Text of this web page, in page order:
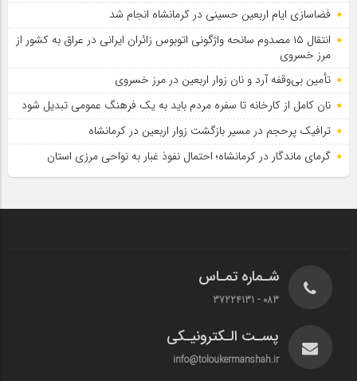
فضاسازی ایام اربعین حسینی در کرمانشاه انجام شد
انتقال ۱۵ مصدوم سانحه واژگونی اتوبوس زائران ایرانی در عراق به کشور از
مرز خسروی
تأمین بی‌وقفه آرد و نان زوار اربعین در مرز خسروی
نان کامل از کارخانه تا سفره مردم باید به یک فرهنگ عمومی تبدیل شود
ترافیک پرحجم در مسیر بازگشت زوار اربعین در کرمانشاه
گرمای ماندگار در کرمانشاه؛ احتمال نفوذ غبار به نواحی مرزی استان
شـماره تمـاس
083 - 37224131
پسـت الـکترونیـکی
info@toloukermanshah.ir